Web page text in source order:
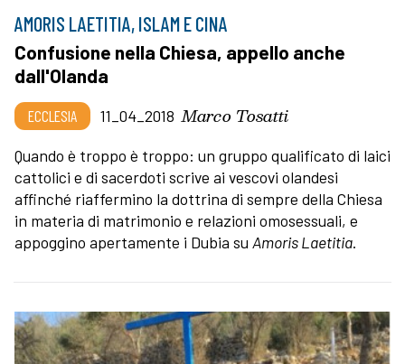
AMORIS LAETITIA, ISLAM E CINA
Confusione nella Chiesa, appello anche
dall'Olanda
ECCLESIA 11_04_2018 Marco Tosatti
Quando è troppo è troppo: un gruppo qualificato di laici
cattolici e di sacerdoti scrive ai vescovi olandesi
affinché riaffermino la dottrina di sempre della Chiesa
in materia di matrimonio e relazioni omosessuali, e
appoggino apertamente i Dubia su Amoris Laetitia.